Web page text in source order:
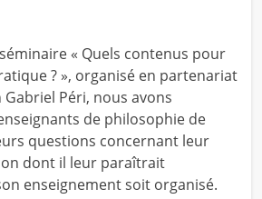
« Quels contenus pour
? », organisé en partenariat
Gabriel Péri, nous avons
de philosophie de
questions concernant leur
dont il leur paraîtrait
enseignement soit organisé.